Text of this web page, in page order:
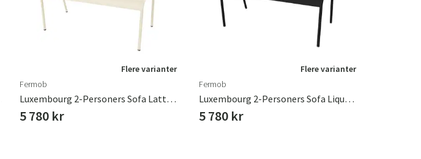
Flere varianter
Fermob
Luxembourg 2-Personers Sofa Latte Beige
5 780 kr
Flere varianter
Fermob
Luxembourg 2-Personers Sofa Liquorice
5 780 kr